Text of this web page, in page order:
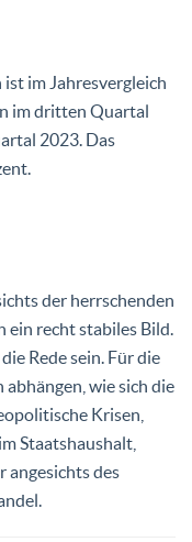
im Jahresvergleich
im dritten Quartal
2023. Das
der herrschenden
ein recht stabiles Bild.
Rede sein. Für die
wie sich die
Krisen,
Staatshaushalt,
angesichts des